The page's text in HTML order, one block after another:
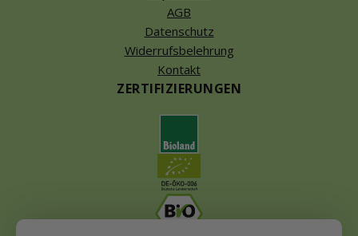
AGB
Datenschutz
Widerrufsbelehrung
Kontakt
ZERTIFIZIERUNGEN